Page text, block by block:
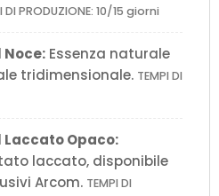
DI PRODUZIONE: 10/15 giorni
Essenza naturale
tridimensionale. TEMPI DI
Opaco:
laccato, disponibile
Arcom. TEMPI DI